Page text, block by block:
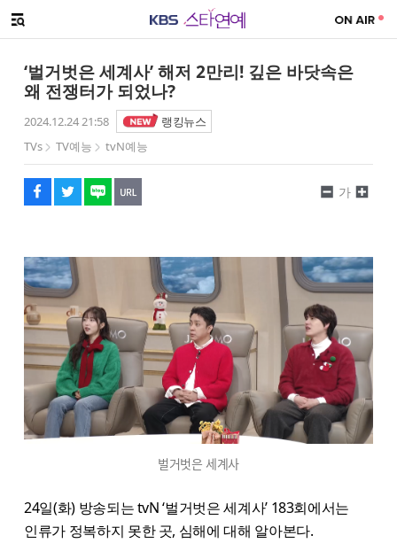
메뉴 열기
‘벌거벗은 세계사’ 해저 2만리! 깊은 바닷속은
왜 전쟁터가 되었나?
2024.12.24 21:58
랭킹뉴스
TVs
TV예능 tvN예능
페이스북
트위터
네이버
URL복사
글씨 작게보기
가
글씨 크게보기
벌거벗은 세계사
24일(화) 방송되는 tvN ‘벌거벗은 세계사’ 183회에서는
인류가 정복하지 못한 곳, 심해에 대해 알아본다.
해시태그